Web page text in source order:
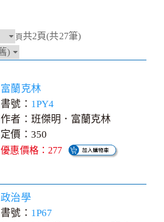
頁共2頁(共27筆)
富蘭克林
書號： 1PY4
作者：班傑明．富蘭克林
定價：350
優惠價格：277
政治學
書號： 1P67